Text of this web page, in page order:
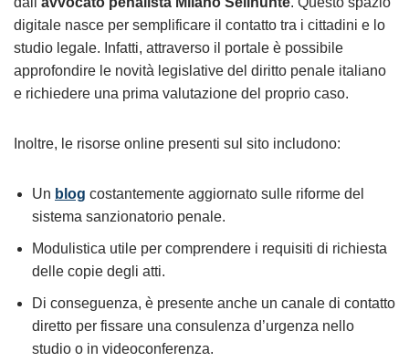
digitale nasce per semplificare il contatto tra i cittadini e lo
studio legale. Infatti, attraverso il portale è possibile
approfondire le novità legislative del diritto penale italiano
e richiedere una prima valutazione del proprio caso.
Inoltre, le risorse online presenti sul sito includono:
Un blog costantemente aggiornato sulle riforme del
sistema sanzionatorio penale.
Modulistica utile per comprendere i requisiti di richiesta
delle copie degli atti.
Di conseguenza, è presente anche un canale di contatto
diretto per fissare una consulenza d’urgenza nello
studio o in videoconferenza.